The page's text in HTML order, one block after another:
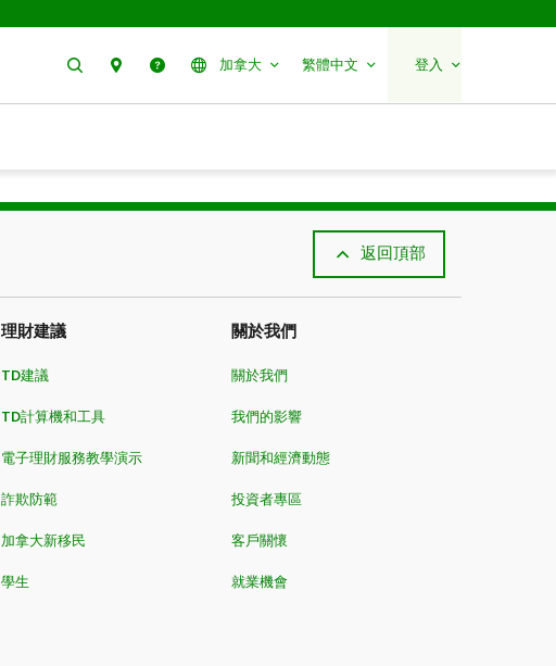
搜尋 聯絡我們幫助 加拿大 繁體中文 登入
返回頂部
理財建議
TD建議
TD計算機和工具
電子理財服務教學演示
詐欺防範
加拿大新移民
學生
關於我們
關於我們
我們的影響
新聞和經濟動態
投資者專區
客戶關懷
就業機會